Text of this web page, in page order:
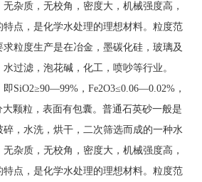
杂质，无校角，密度大，机械强度高，
点，是化学水处理的理想材料。粒度范
粒度生产是在冶金，墨碳化硅，玻璃及
过滤，泡花碱，化工，喷吵等行业。
SiO2≥90—99%，Fe2O3≤0.06—0.02%，
颗粒，表面有包囊。普通石英砂一般是
，水洗，烘干，二次筛选而成的一种水
杂质，无校角，密度大，机械强度高，
点，是化学水处理的理想材料。粒度范